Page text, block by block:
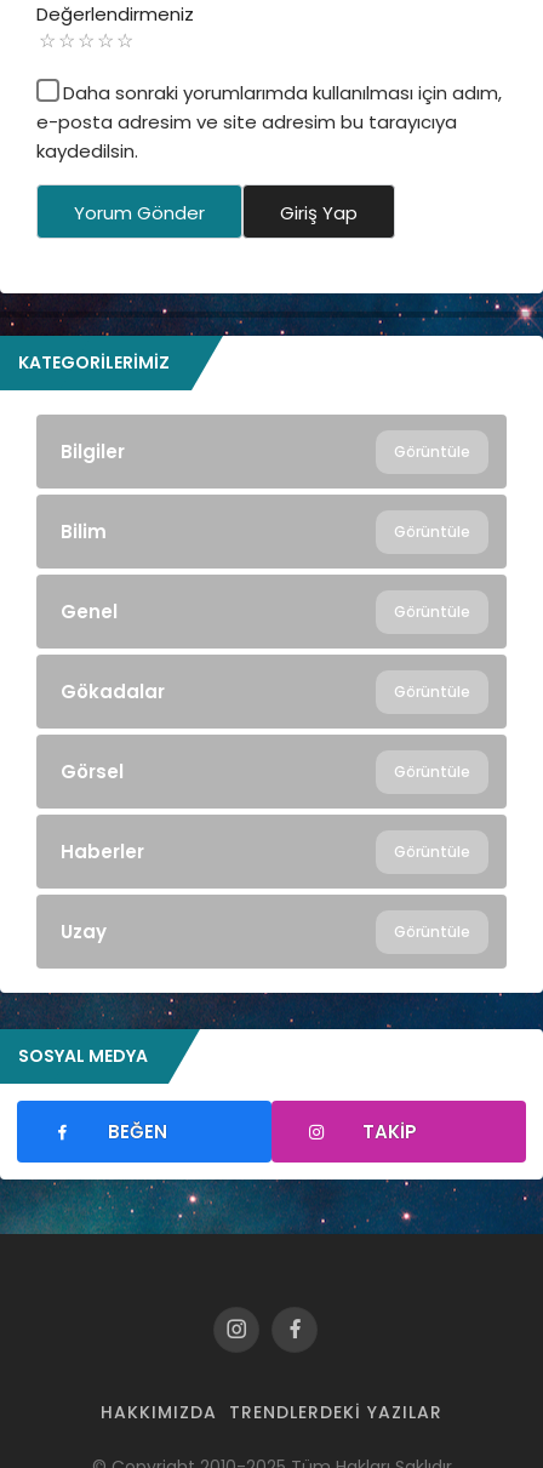
Değerlendirmeniz
Daha sonraki yorumlarımda kullanılması için adım,
e-posta adresim ve site adresim bu tarayıcıya
kaydedilsin.
Yorum Gönder Giriş Yap
KATEGORILERIMIZ
Bilgiler Görüntüle
Bilim Görüntüle
Genel Görüntüle
Gökadalar Görüntüle
Görsel Görüntüle
Haberler Görüntüle
Uzay Görüntüle
SOSYAL MEDYA
BEĞEN TAKIP
HAKKIMIZDA TRENDLERDEKI YAZILAR